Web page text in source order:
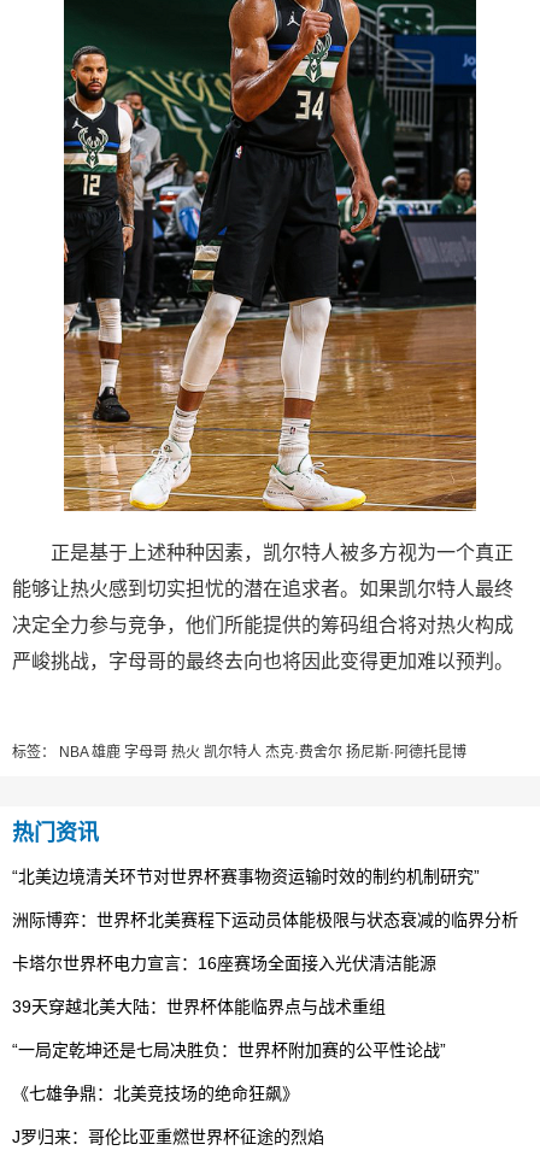
正是基于上述种种因素，凯尔特人被多方视为一个真正
能够让热火感到切实担忧的潜在追求者。如果凯尔特人最终
决定全力参与竞争，他们所能提供的筹码组合将对热火构成
严峻挑战，字母哥的最终去向也将因此变得更加难以预判。
标签： NBA 雄鹿 字母哥 热火 凯尔特人 杰克·费舍尔 扬尼斯·阿德托昆博
热门资讯
“北美边境清关环节对世界杯赛事物资运输时效的制约机制研究”
洲际博弈：世界杯北美赛程下运动员体能极限与状态衰减的临界分析
卡塔尔世界杯电力宣言：16座赛场全面接入光伏清洁能源
39天穿越北美大陆：世界杯体能临界点与战术重组
“一局定乾坤还是七局决胜负：世界杯附加赛的公平性论战”
《七雄争鼎：北美竞技场的绝命狂飙》
J罗归来：哥伦比亚重燃世界杯征途的烈焰